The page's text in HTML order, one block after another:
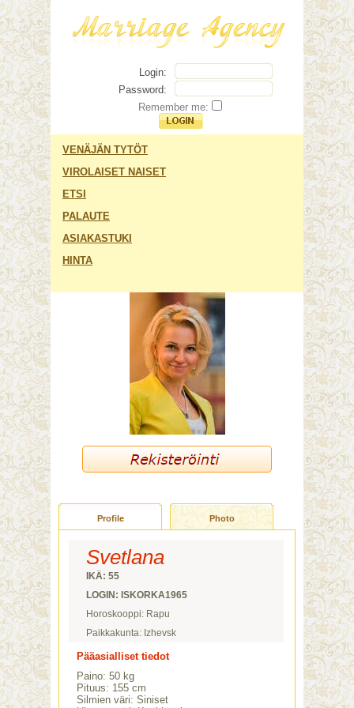
Login:
Password:
Remember me:
VENÄJÄN TYTÖT
VIROLAISET NAISET
ETSI
PALAUTE
ASIAKASTUKI
HINTA
Profile Photo
Svetlana
IKÄ: 55
LOGIN: ISKORKA1965
Horoskooppi: Rapu
Paikkakunta: Izhevsk
Pääasialliset tiedot
Paino: 50 kg
Pituus: 155 cm
Silmien väri: Siniset